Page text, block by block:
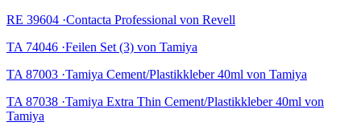
RE 39604 ·Contacta Professional von Revell
TA 74046 ·Feilen Set (3) von Tamiya
TA 87003 ·Tamiya Cement/Plastikkleber 40ml von Tamiya
TA 87038 ·Tamiya Extra Thin Cement/Plastikkleber 40ml von
Tamiya